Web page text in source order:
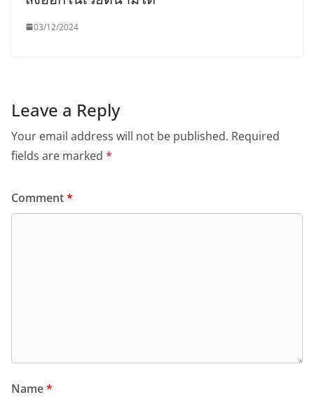
03/12/2024
Leave a Reply
Your email address will not be published. Required
fields are marked *
Comment*
Name*